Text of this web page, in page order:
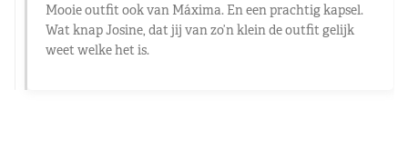
Mooie outfit ook van Máxima. En een prachtig kapsel.
Wat knap Josine, dat jij van zo’n klein de outfit gelijk
weet welke het is.